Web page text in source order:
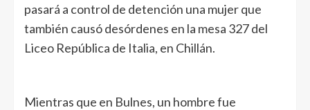
pasará a control de detención una mujer que
también causó desórdenes en la mesa 327 del
Liceo República de Italia, en Chillán.
Mientras que en Bulnes, un hombre fue